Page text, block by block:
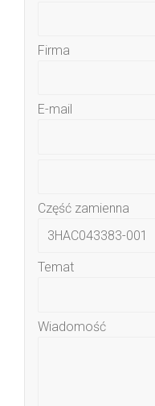
Firma
E-mail
Część zamienna
Temat
Wiadomość